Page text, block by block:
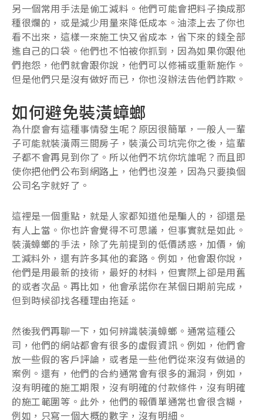
另一個常用手法是偷工減料。他們可能會把料子換成那
種很爛的，或是減少用量來降低成本。油漆上去了你也
看不出來，這樣一來施工快又省成本，省下來的錢全部
進自己的口袋。他們也不怕被你抓到，因為如果你跟他
們抱怨，他們就會跟你說，他們可以修補或重新施作。
但是他們只是沒有做好而已，你也沒辦法告他們詐欺。
如何避免裝潢蟑螂
為什麼會有這種事情發生呢？原因很簡單，一般人一輩
子可能就裝潢兩三間房子，裝潢公司坑完你之後，這輩
子都不會再見到你了。所以他們不坑你坑誰呢？而且即
使你把他們公布到網路上，他們也沒差，因為只要換個
公司名字就好了。
這裡是一個重點，就是人家都知道他是騙人的，卻還是
有人上當。你也許會覺得不可思議，但事實就是如此。
裝潢蟑螂的手法，除了先前提到的低價誘惑，加價，偷
工減料外，還有許多其他的套路。例如，他會跟你說，
他們是用最新的技術，最好的材料，但實際上卻是用舊
的或者次品。再比如，他會承諾你在某個日期前完成，
但到時候卻找各種理由拖延。
然後我們再聊一下，如何辨識裝潢蟑螂。通常這種公
司，他們的網站都會有很多的虛假資訊。例如，他們會
放一些假的客戶評論，或者是一些他們從來沒有做過的
案例。還有，他們的合約通常會有很多的漏洞，例如，
沒有明確的施工期限，沒有明確的付款條件，沒有明確
的施工範圍等。此外，他們的報價單通常也會很含糊，
例如，只寫一個大概的數字，沒有明細。